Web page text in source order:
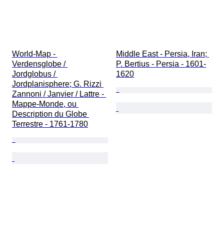
World-Map -
Verdensglobe /
Jordglobus /
Jordplanisphere; G. Rizzi
Zannoni / Janvier / Lattre -
Mappe-Monde, ou
Description du Globe
Terrestre - 1761-1780
Middle East - Persia, Iran;
P. Bertius - Persia - 1601-
1620